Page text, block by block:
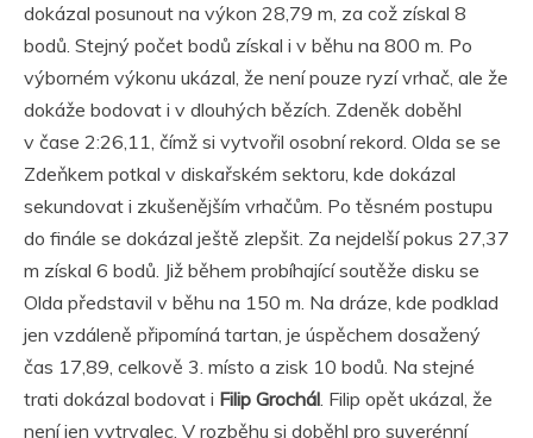
dokázal posunout na výkon 28,79 m, za což získal 8
bodů. Stejný počet bodů získal i v běhu na 800 m. Po
výborném výkonu ukázal, že není pouze ryzí vrhač, ale že
dokáže bodovat i v dlouhých bězích. Zdeněk doběhl
v čase 2:26,11, čímž si vytvořil osobní rekord. Olda se se
Zdeňkem potkal v diskařském sektoru, kde dokázal
sekundovat i zkušenějším vrhačům. Po těsném postupu
do finále se dokázal ještě zlepšit. Za nejdelší pokus 27,37
m získal 6 bodů. Již během probíhající soutěže disku se
Olda představil v běhu na 150 m. Na dráze, kde podklad
jen vzdáleně připomíná tartan, je úspěchem dosažený
čas 17,89, celkově 3. místo a zisk 10 bodů. Na stejné
trati dokázal bodovat i Filip Grochál. Filip opět ukázal, že
není jen vytrvalec. V rozběhu si doběhl pro suverénní